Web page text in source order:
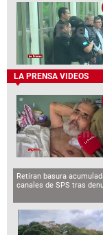
LA PRENSA VIDEOS
Retiran basura
canales de SPS tras